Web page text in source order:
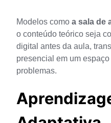
Modelos como a sala de
o conteúdo teórico seja
digital antes da aula,
presencial em um
problemas.